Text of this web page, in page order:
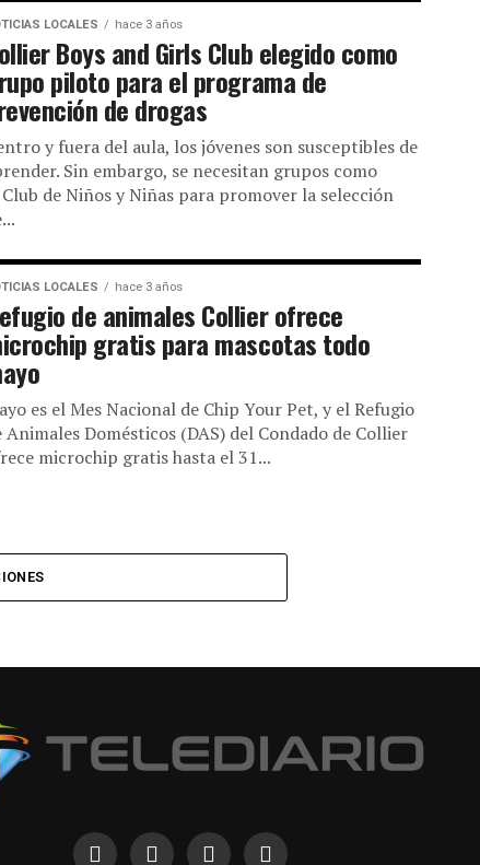
LOCALES hace 3 años
Boys and Girls Club elegido como
piloto para el programa de
de drogas
y fuera del aula, los jóvenes son susceptibles de
Sin embargo, se necesitan grupos como
de Niños y Niñas para promover la selección
LOCALES hace 3 años
de animales Collier ofrece
gratis para mascotas todo
es el Mes Nacional de Chip Your Pet, y el Refugio
Animales Domésticos (DAS) del Condado de Collier
microchip gratis hasta el 31...